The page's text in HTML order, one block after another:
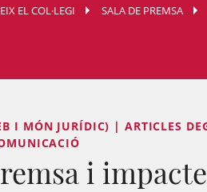
EL COL·LEGI SALA DE PREMSA
I MÓN JURÍDIC) | ARTICLES
i